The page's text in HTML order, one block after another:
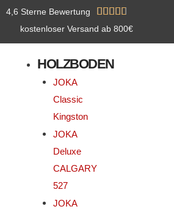
Zum
Inhalt
springen
4,6 Sterne Bewertung 
mit
4.8
kostenloser Versand ab 800€
HOLZBODEN
JOKA
Classic
Kingston
JOKA
Deluxe
CALGARY
527
JOKA